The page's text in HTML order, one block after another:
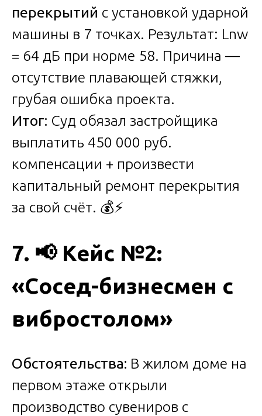
перекрытий с установкой ударной
машины в 7 точках. Результат: Lnw
= 64 дБ при норме 58. Причина —
отсутствие плавающей стяжки,
грубая ошибка проекта.
Итог: Суд обязал застройщика
выплатить 450 000 руб.
компенсации + произвести
капитальный ремонт перекрытия
за свой счёт. 💰⚡
7. 📢Кейс №2:
«Сосед-бизнесмен с
вибростолом»
Обстоятельства: В жилом доме на
первом этаже открыли
производство сувениров с